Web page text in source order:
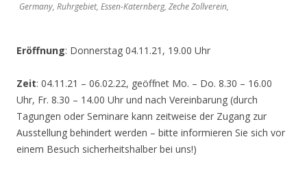
Germany, Ruhrgebiet, Essen-Katernberg, Zeche Zollverein,
Eröffnung: Donnerstag 04.11.21, 19.00 Uhr
Zeit: 04.11.21 – 06.02.22, geöffnet Mo. – Do. 8.30 – 16.00
Uhr, Fr. 8.30 – 14.00 Uhr und nach Vereinbarung (durch
Tagungen oder Seminare kann zeitweise der Zugang zur
Ausstellung behindert werden – bitte informieren Sie sich vor
einem Besuch sicherheitshalber bei uns!)